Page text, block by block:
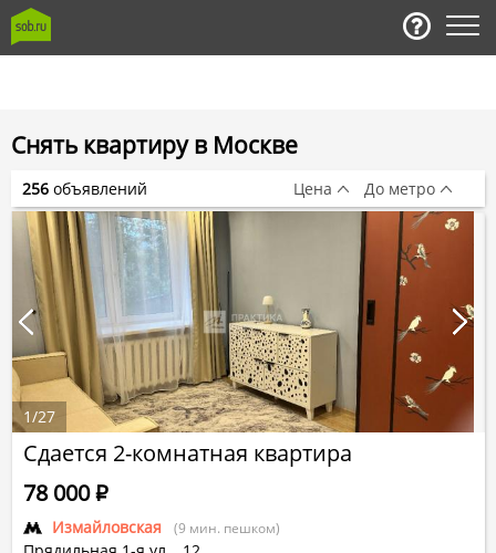
Снять квартиру в Москве
Сдается 2-комнатная квартира
Измайловская (9 мин. пешком)
78 000Р
1/27
256 объявлений Цена До метро